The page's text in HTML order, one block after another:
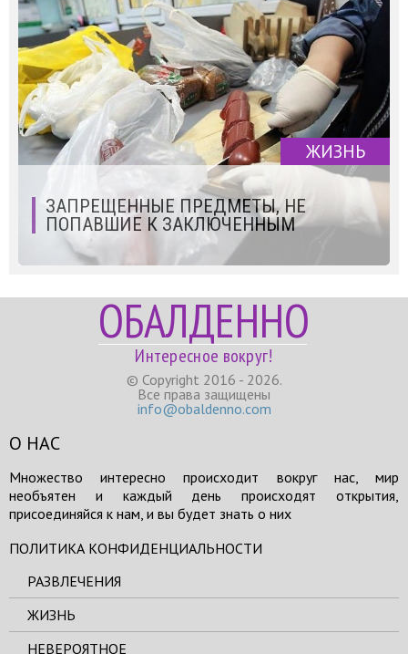
ЖИЗНЬ
ЗАПРЕЩЕННЫЕ ПРЕДМЕТЫ, НЕ
ПОПАВШИЕ К ЗАКЛЮЧЕННЫМ
ОБАЛДЕННО
Интересное вокруг!
© Copyright 2016 - 2026.
Все права защищены
info@obaldenno.com
О НАС
Множество интересно происходит вокруг нас, мир
необъятен и каждый день происходят открытия,
присоединяйся к нам, и вы будет знать о них
ПОЛИТИКА КОНФИДЕНЦИАЛЬНОСТИ
РАЗВЛЕЧЕНИЯ
ЖИЗНЬ
НЕВЕРОЯТНОЕ